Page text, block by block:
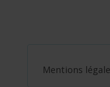
Mentions